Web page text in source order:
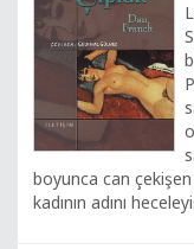
boyunca can çekişen
kadının adını